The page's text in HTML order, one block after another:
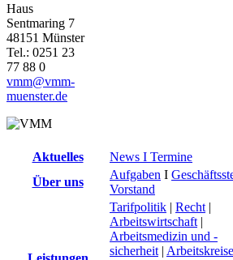
Haus
Sentmaring 7
48151 Münster
Tel.: 0251 23
77 88 0
vmm@vmm-
muenster.de
Aktuelles
News I Termine
Über uns
Aufgaben I
Vorstand
Tarifpolitik | Recht |
Arbeitswirtschaft |
Arbeitsmedizin und -
sicherheit | Arbeitskreise